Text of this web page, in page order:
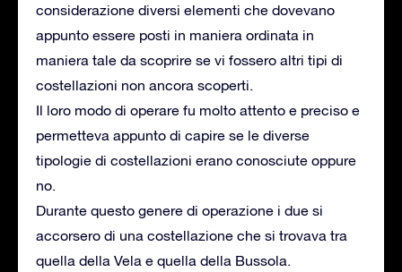
considerazione diversi elementi che dovevano
appunto essere posti in maniera ordinata in
maniera tale da scoprire se vi fossero altri tipi di
costellazioni non ancora scoperti.
Il loro modo di operare fu molto attento e preciso e
permetteva appunto di capire se le diverse
tipologie di costellazioni erano conosciute oppure
no.
Durante questo genere di operazione i due si
accorsero di una costellazione che si trovava tra
quella della Vela e quella della Bussola.